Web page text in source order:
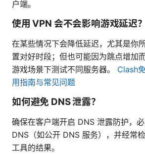
户端。
使用 VPN 会不会影响游戏延迟？
在某些情况下会降低延迟，尤其是你
置对好时段；但也可能因为跳点增加
游戏场景下测试不同服务器。 Clash
用指南与常见问题
如何避免 DNS 泄露？
确保在客户端开启 DNS 泄露防护，
DNS（如公开 DNS 服务），并经常
工具的结果。